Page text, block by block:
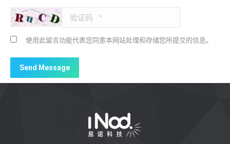
验证码
使用此留言功能代表您同意本网站处理和存储您所提交的信息。
Send Message